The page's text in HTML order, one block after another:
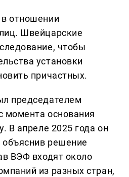
отношении
Швейцарские
чтобы
установки
причастных.
председателем
момента основания
В апреле 2025 года он
объяснив решение
ВЭФ входят около
из разных стран,